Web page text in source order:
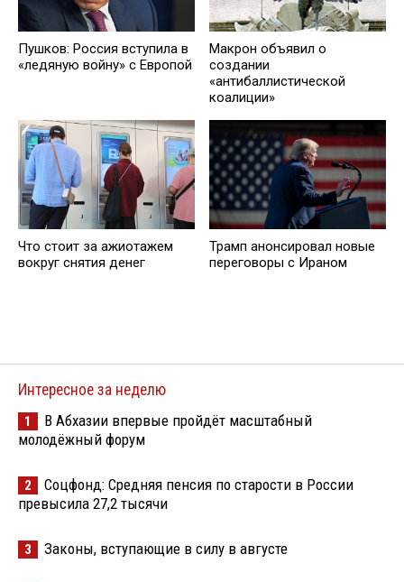
Пушков: Россия вступила в
«ледяную войну» с Европой
Макрон объявил о
создании
«антибаллистической
коалиции»
Что стоит за ажиотажем
вокруг снятия денег
Трамп анонсировал новые
переговоры с Ираном
Интересное за неделю
1
В Абхазии впервые пройдёт масштабный
молодёжный форум
2
Соцфонд: Средняя пенсия по старости в России
превысила 27,2 тысячи
3 Законы, вступающие в силу в августе